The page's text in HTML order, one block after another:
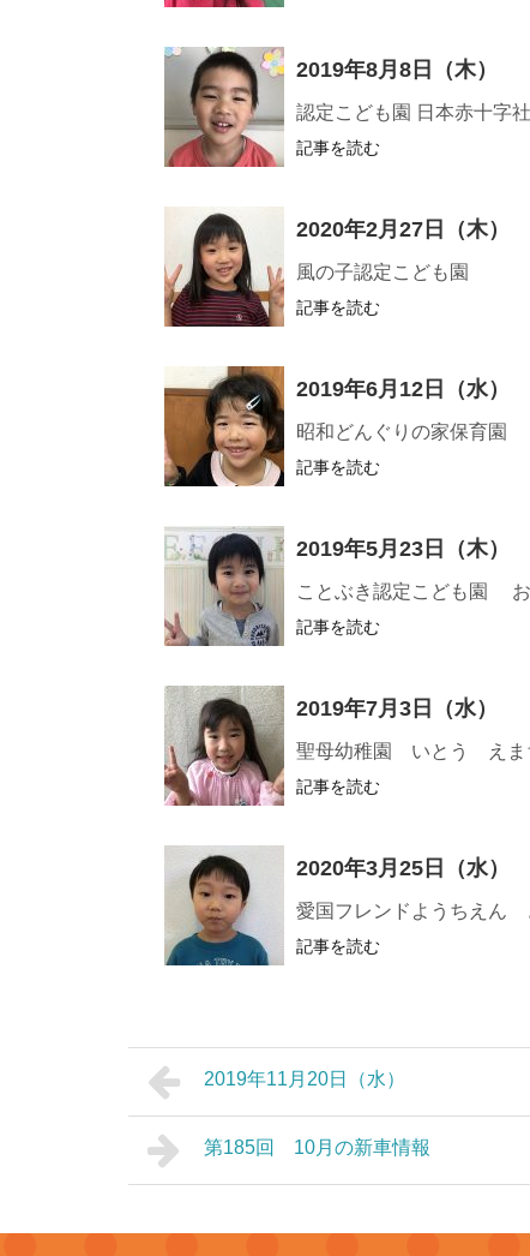
2019年8月8日（木）
認定こども園 日本赤十
記事を読む
2020年2月27日（木）
風の子認定こども園
記事を読む
2019年6月12日（水）
昭和どんぐりの家保育
記事を読む
2019年5月23日（木）
ことぶき認定こども園
記事を読む
2019年7月3日（水）
聖母幼稚園 いとう えま
記事を読む
2020年3月25日（水）
愛国フレンドようちえん
記事を読む
2019年11月20日（水）
第185回 10月の新車情報